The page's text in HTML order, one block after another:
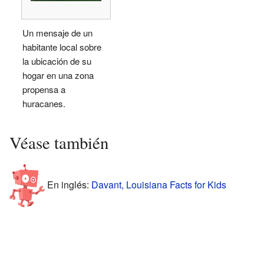
Un mensaje de un
habitante local sobre
la ubicación de su
hogar en una zona
propensa a
huracanes.
Véase también
En inglés: Davant, Louisiana Facts for Kids